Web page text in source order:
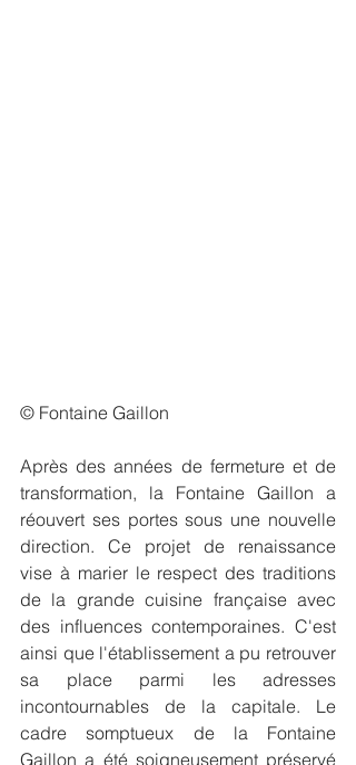
© Fontaine Gaillon
Après des années de fermeture et de
transformation, la Fontaine Gaillon a
réouvert ses portes sous une nouvelle
direction. Ce projet de renaissance
vise à marier le respect des traditions
de la grande cuisine française avec
des influences contemporaines. C'est
ainsi que l'établissement a pu retrouver
sa place parmi les adresses
incontournables de la capitale. Le
cadre somptueux de la Fontaine
Gaillon a été soigneusement préservé